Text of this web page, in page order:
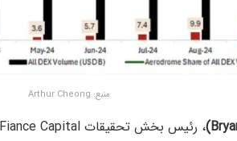
منبع: Arthur Cheong
، رئیس بخش تحقیقات DeFiance Capital، در تحلیل جدید خود معتقدند که